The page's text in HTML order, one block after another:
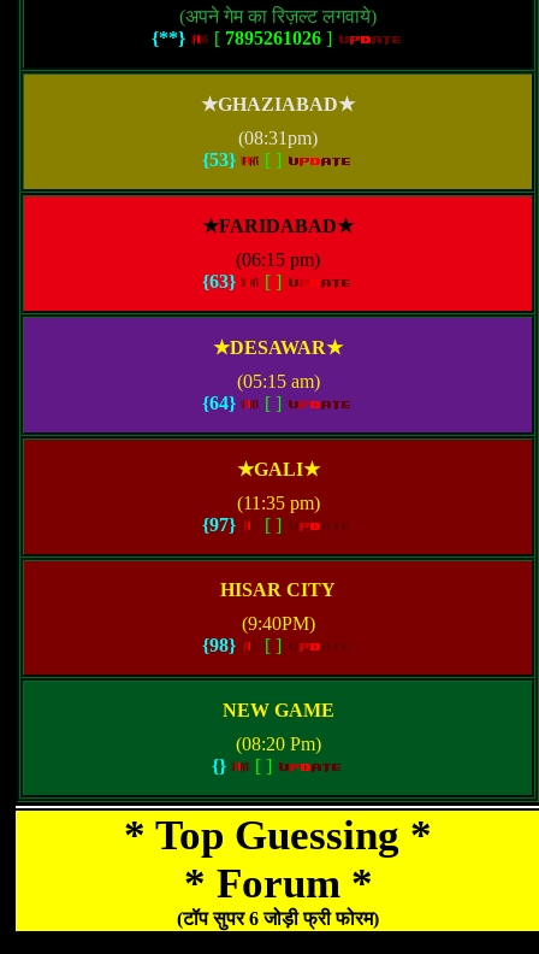
(अपने गेम का रिज़ल्ट लगवाये)
{**}
[ 7895261026]
★GHAZIABAD★
(08:31pm)
{53}
[ ]
★FARIDABAD★
(06:15 pm)
{63}
[ ]
★DESAWAR★
(05:15 am)
{64}
[ ]
★GALI★
(11:35 pm)
{97}
[ ]
HISAR CITY
(9:40PM)
{98}
[ ]
NEW GAME
(08:20 Pm)
{}
[ ]
* Top Guessing *
* Forum *
(टॉप सुपर 6 जोड़ी फ्री फोरम)